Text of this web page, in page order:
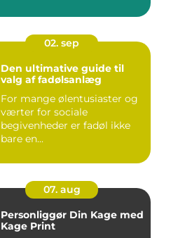
02. sep
Den ultimative guide til
valg af fadølsanlæg
For mange ølentusiaster og
værter for sociale
begivenheder er fadøl ikke
bare en...
07. aug
Personliggør Din Kage med
Kage Print